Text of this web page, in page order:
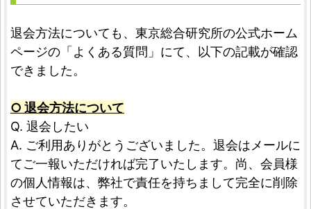
退会方法についても、東京総合研究所の公式ホーム
ページの「よくある質問」にて、以下の記載が確認
できました。
○ 退会方法について
Q. 退会したい
A. ご利用ありがとうございました。退会はメールに
てご一報いただければ完了いたします。尚、会員様
の個人情報は、弊社で責任を持ちまして完全に削除
させていただきます。